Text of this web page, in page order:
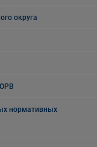
округа
нормативных